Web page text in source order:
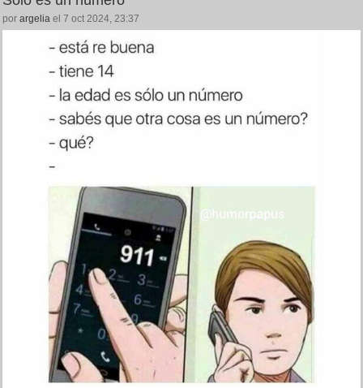
por argelia el 7 oct 2024, 23:37